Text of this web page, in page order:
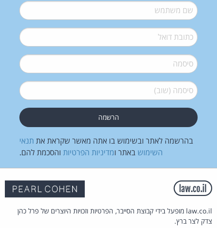
שם משתמש*
דואל*
סיסמה*
סיסמה (שוב)*
בהרשמה לאתר ובשימוש בו אתה מאשר שקראת את תנאי
השימוש באתר ומדיניות הפרטיות והסכמת להם.
law.co.il מופעל בידי קבוצת הסייבר, הפרטיות וזכויות היוצרים של פרל כהן
צדק לצר ברץ.